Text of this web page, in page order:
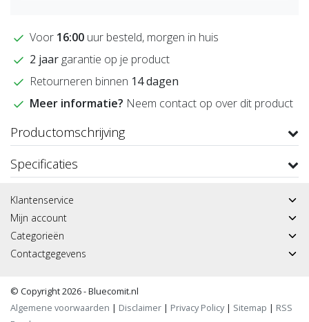
Voor 16:00 uur besteld, morgen in huis
2 jaargarantie op je product
Retourneren binnen 14 dagen
Meer informatie? Neem contact op over dit product
Productomschrijving
Specificaties
Klantenservice
Mijn account
Categorieën
Contactgegevens
© Copyright 2026 - Bluecomit.nl
Algemene voorwaarden | Disclaimer | Privacy Policy| Sitemap | RSS